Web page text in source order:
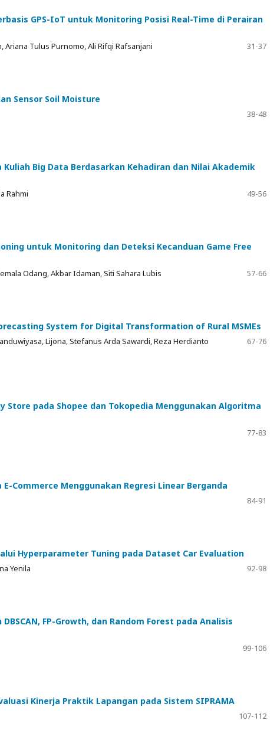
GPS-IoT untuk Monitoring Posisi Real-Time di Perairan
Ariana Tulus Purnomo, Ali Rifqi Rafsanjani
31-37
Sensor Soil Moisture
38-48
Big Data Berdasarkan Kehadiran dan Nilai Akademik
Rahmi
49-56
untuk Monitoring dan Deteksi Kecanduan Game Free
Odang, Akbar Idaman, Siti Sahara Lubis
57-66
System for Digital Transformation of Rural MSMEs
Lijona, Stefanus Arda Sawardi, Reza Herdianto
67-76
Store pada Shopee dan Tokopedia Menggunakan Algoritma
77-83
Commerce Menggunakan Regresi Linear Berganda
84-91
Hyperparameter Tuning pada Dataset Car Evaluation
Yenila
92-98
FP-Growth, dan Random Forest pada Analisis
99-106
Kinerja Praktik Lapangan pada Sistem SIPRAMA
107-112